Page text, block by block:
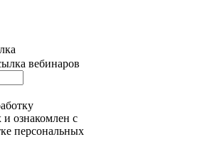
вебинаров
ознакомлен с
персональных